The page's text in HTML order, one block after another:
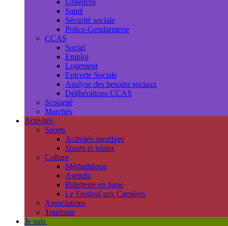
Urgences
Santé
Sécurité sociale
Police-Gendarmerie
CCAS
Social
Emploi
Logement
Epicerie Sociale
Analyse des besoins sociaux
Délibérations CCAS
Scolarité
Marchés
Activités
Sports
Activités sportives
Sports et loisirs
Culture
Médiathèque
Agenda
Billetterie en ligne
Le Festival aux Carrières
Associations
Tourisme
Je suis